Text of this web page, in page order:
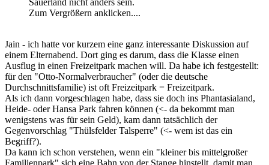
Zum Vergrößern anklicken....
Jain - ich hatte vor kurzem eine ganz interessante Diskussion auf
einem Elternabend. Dort ging es darum, dass die Klasse einen
Ausflug in einen Freizeitpark machen will. Da habe ich festgestellt:
für den "Otto-Normalverbraucher" (oder die deutsche
Durchschnittsfamilie) ist oft Freizeitpark = Freizeitpark.
Als ich dann vorgeschlagen habe, dass sie doch ins Phantasialand,
Heide- oder Hansa Park fahren können (<- da bekommt man
wenigstens was für sein Geld), kam dann tatsächlich der
Gegenvorschlag "Thülsfelder Talsperre" (<- wem ist das ein
Begriff?).
Da kann ich schon verstehen, wenn ein "kleiner bis mittelgroßer
Familienpark" sich eine Bahn von der Stange hinstellt, damit man